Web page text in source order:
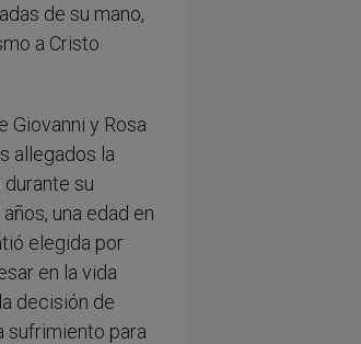
de su mano,
a Cristo
Giovanni y Rosa
allegados la
su
una edad en
elegida por
en la vida
decisión de
sufrimiento para